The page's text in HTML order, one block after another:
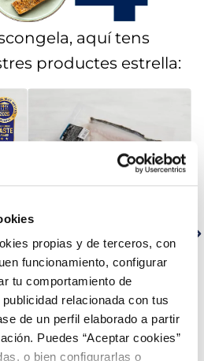
propias y de terceros, con
funcionamiento, configurar
tu comportamiento de
relacionada con tus
de un perfil elaborado a partir
Puedes “Aceptar cookies”
o bien configurarlas o
aquí tens
productes estrella:
g
Filets de llobarro Premium
Sin espinas
5,99 € Pack 180 g
Añadir